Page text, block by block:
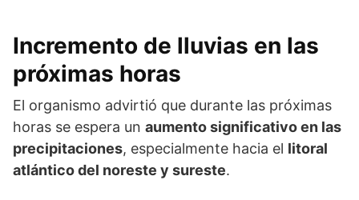
Incremento de lluvias en las
próximas horas
El organismo advirtió que durante las próximas
horas se espera un aumento significativo en las
precipitaciones, especialmente hacia el litoral
atlántico del noreste y sureste.